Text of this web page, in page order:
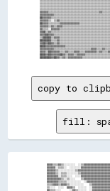
copy to
fill:
▓▓▓▓▒▒▒▒▓▓▒▒░░░░░░░░
▓▓▓▓▓▓░░▒▒▒▒░░
▓▓▓▓▓▓▓▓░░▒▒▒▒░░░░
▓▓▓▓▓▓▓▓▓▓▒▒░░▒▒░░░░
▓▓▓▓▓▓▓▓▒▒▒▒▒▒░░░░░░░░░░
▒▒▒▒▓▓▓▓▒▒▓▓▓▓▒▒░░░░░░░░░░
▒▒░░░░  ░░░░  ▓▓▓▓▒▒  ░░░░░░